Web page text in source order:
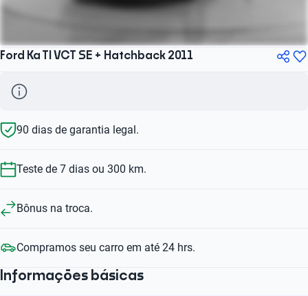
Ford Ka TI VCT SE + Hatchback 2011
90 dias de garantia legal.
Teste de 7 dias ou 300 km.
Bônus na troca.
Compramos seu carro em até 24 hrs.
Informações básicas